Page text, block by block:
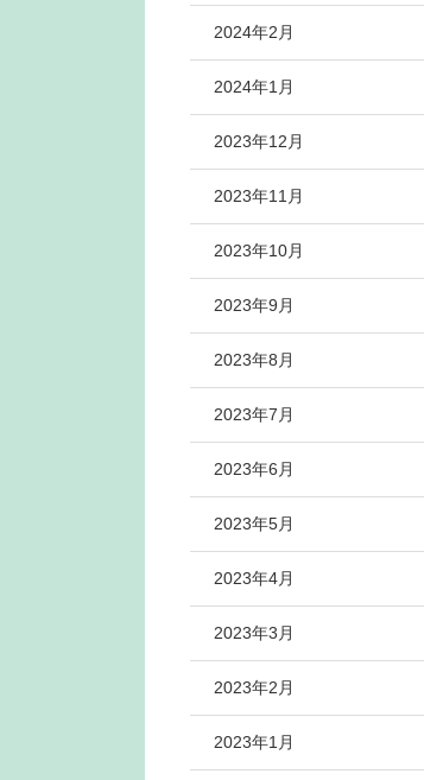
2024年2月
2024年1月
2023年12月
2023年11月
2023年10月
2023年9月
2023年8月
2023年7月
2023年6月
2023年5月
2023年4月
2023年3月
2023年2月
2023年1月